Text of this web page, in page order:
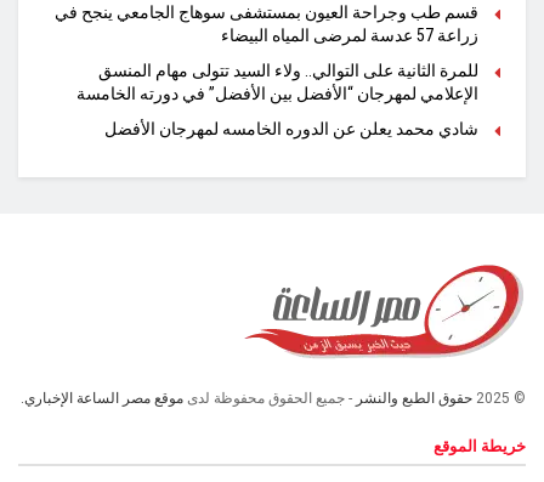
قسم طب وجراحة العيون بمستشفى سوهاج الجامعي ينجح في
زراعة 57 عدسة لمرضى المياه البيضاء
للمرة الثانية على التوالي.. ولاء السيد تتولى مهام المنسق
الإعلامي لمهرجان “الأفضل بين الأفضل” في دورته الخامسة
شادي محمد يعلن عن الدوره الخامسه لمهرجان الأفضل
© 2025 حقوق الطبع والنشر - جميع الحقوق محفوظة لدى موقع مصر الساعة الإخباري.
خريطة الموقع